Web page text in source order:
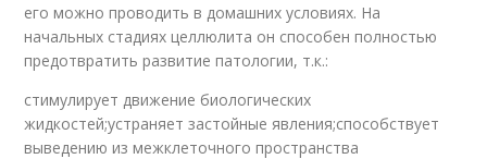
его можно проводить в домашних условиях. На
начальных стадиях целлюлита он способен полностью
предотвратить развитие патологии, т.к.:
стимулирует движение биологических
жидкостей;устраняет застойные явления;способствует
выведению из межклеточного пространства